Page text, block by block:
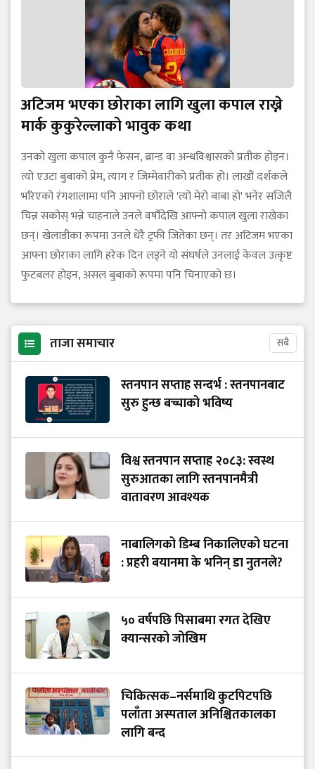
अटिजम भएका छोराका लागि खुला कपाल राख्ने
मार्क कुकुरेल्लाको भावुक कथा
उनको खुला कपाल कुनै फेसन, ब्रान्ड वा अन्धविश्वासको प्रतीक होइन।
त्यो एउटा बुबाको प्रेम, त्याग र जिम्मेवारीको प्रतीक हो। लाखौं दर्शकले
भरिएको रंगशालामा पनि आफ्नो छोराले 'त्यो मेरो बाबा हो' भनेर सजिलै
चिन्न सकोस् भन्ने चाहनाले उनले वर्षौंदेखि आफ्नो कपाल खुला राखेका
छन्। खेलाडीका रूपमा उनले धेरै ट्रफी जितेका छन्। तर अटिजम भएका
आफ्ना छोराका लागि हरेक दिन लड्ने यो संघर्षले उनलाई केवल उत्कृष्ट
फुटबलर होइन, असल बुबाको रूपमा पनि चिनाएको छ।
ताजा समाचार सबै
स्तनपान सप्ताह सन्दर्भ : स्तनपानबाट
सुरु हुन्छ बच्चाको भविष्य
विश्व स्तनपान सप्ताह २०८३: स्वस्थ
सुरुआतका लागि स्तनपानमैत्री
वातावरण आवश्यक
नाबालिगको डिम्ब निकालिएको घटना
: प्रहरी बयानमा के भनिन् डा नुतनले?
५० वर्षपछि पिसाबमा रगत देखिए
क्यान्सरको जोखिम
चिकित्सक–नर्समाथि कुटपिटपछि
पलाँता अस्पताल अनिश्चितकालका
लागि बन्द